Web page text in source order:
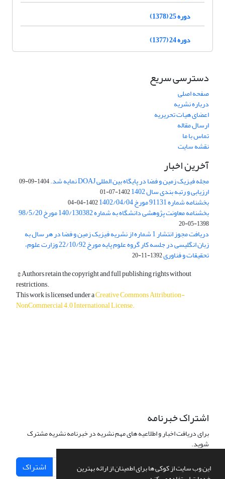
این وب سایت از کوکی ها برای اطمینان از ارائه بهترین
دوره 25 (1378)
دوره 24 (1377)
دسترسی سریع
صفحه اصلی
درباره نشریه
اعضای هیات تحریریه
ارسال مقاله
تماس با ما
نقشه سایت
آخرین اخبار
مجله فیزیک زمین و فضا در پایگاه بین المللی DOAJ نمایه شد. 1404-09-09
ارزیابی و رتبه بندی سال 1402 1402-07-01
بخشنامه شماره 91131 مورخ 1402/04/04 1402-04-04
بخشنامه معاونت پژوهشی دانشگاه به شماره 140/130382 مورخ 98/5/20
1398-05-20
دریافت مجوز انتشار 1 شماره از نشریه فیزیک زمین و فضا در هر سال به
زبان انگلیسی در جلسه کار گروه علوم پایه مورخ 22/10/92 وزارت علوم،
تحقیقات و فناوری1392-11-20
© Authors retain the copyright and full publishing rights without
restrictions.
This work is licensed under aCreative Commons Attribution-
NonCommercial 4.0 International License.
اشتراک خبرنامه
برای دریافت اخبار و اطلاعیه های مهم نشریه در خبرنامه نشریه مشترک
شوید.
اشتراک